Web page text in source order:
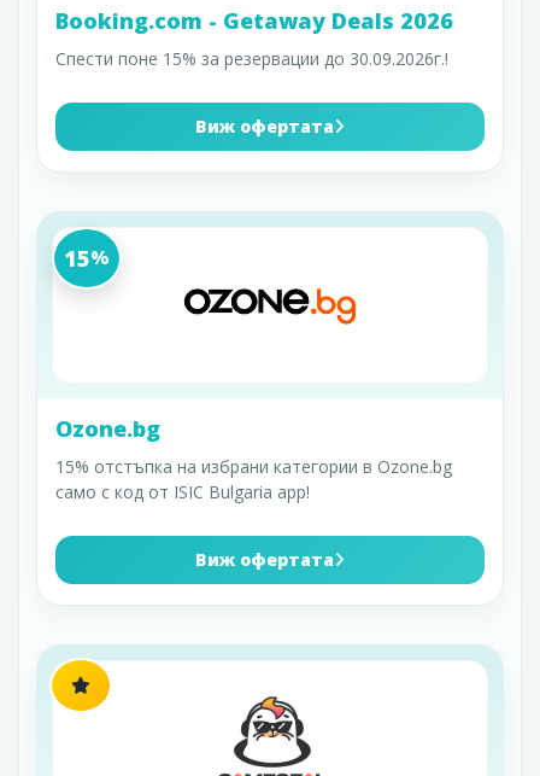
Booking.com - Getaway Deals 2026
Спести поне 15% за резервации до 30.09.2026г.!
Виж офертата
15%
Ozone.bg
15% отстъпка на избрани категории в Ozone.bg
само с код от ISIC Bulgaria app!
Виж офертата